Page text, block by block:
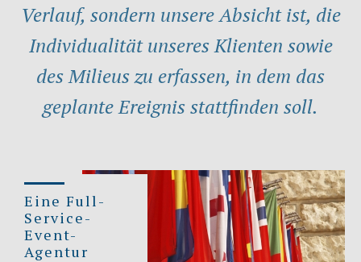
Verlauf, sondern unsere Absicht ist, die
Individualität unseres Klienten sowie
des Milieus zu erfassen, in dem das
geplante Ereignis stattfinden soll.
Eine Full-
Service-
Event-
Agentur